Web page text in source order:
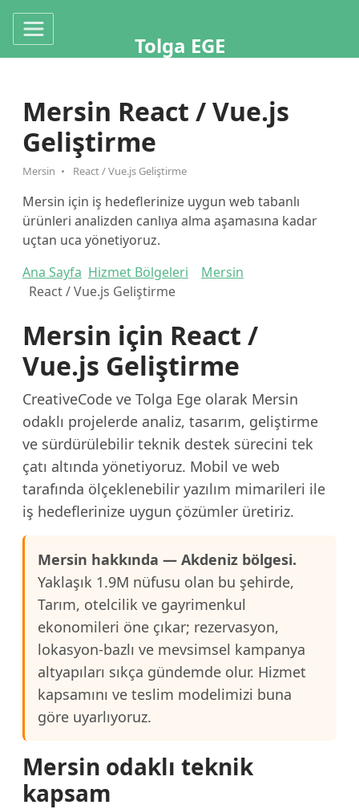
Tolga EGE
Mersin React / Vue.js
Geliştirme
Mersin React / Vue.js Geliştirme
Mersin için iş hedeflerinize uygun web tabanlı
ürünleri analizden canlıya alma aşamasına kadar
uçtan uca yönetiyoruz.
Ana Sayfa Hizmet Bölgeleri
Mersin
React / Vue.js Geliştirme
Mersin için React /
Vue.js Geliştirme
CreativeCode ve Tolga Ege olarak Mersin
odaklı projelerde analiz, tasarım, geliştirme
ve sürdürülebilir teknik destek sürecini tek
çatı altında yönetiyoruz. Mobil ve web
tarafında ölçeklenebilir yazılım mimarileri ile
iş hedeflerinize uygun çözümler üretiriz.
Mersin hakkında — Akdeniz bölgesi.
Yaklaşık 1.9M nüfusu olan bu şehirde,
Tarım, otelcilik ve gayrimenkul
ekonomileri öne çıkar; rezervasyon,
lokasyon-bazlı ve mevsimsel kampanya
altyapıları sıkça gündemde olur. Hizmet
kapsamını ve teslim modelimizi buna
göre uyarlıyoruz.
Mersin odaklı teknik
kapsam